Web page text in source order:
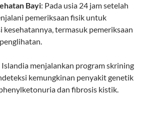
Bayi: Pada usia 24 jam setelah
pemeriksaan fisik untuk
kesehatannya, termasuk pemeriksaan
Islandia menjalankan program skrining
kemungkinan penyakit genetik
dan fibrosis kistik.